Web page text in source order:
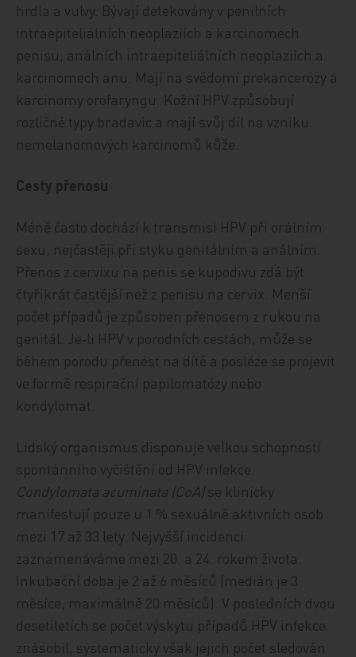
hrdla a vulvy. Bývají detekovány v penilních
intraepiteliálních neoplaziích a karcinomech
penisu, análních intraepiteliálních neoplaziích a
karcinomech anu. Mají na svědomí prekancerózy a
karcinomy orofaryngu. Kožní HPV způsobují
rozličné typy bradavic a mají svůj díl na vzniku
nemelanomových karcinomů kůže.
Cesty přenosu
Méně často dochází k transmisi HPV při orálním
sexu, nejčastěji při styku genitálním a análním.
Přenos z cervixu na penis se kupodivu zdá být
čtyřikrát častější než z penisu na cervix. Menší
počet případů je způsoben přenosem z rukou na
genitál. Je‑li HPV v porodních cestách, může se
během porodu přenést na dítě a posléze se projevit
ve formě respirační papilomatózy nebo
kondylomat.
Lidský organismus disponuje velkou schopností
spontánního vyčištění od HPV infekce.
Condylomata acuminata (CoA)se klinicky
manifestují pouze u 1 % sexuálně aktivních osob
mezi 17 až 33 lety. Nejvyšší incidenci
zaznamenáváme mezi 20. a 24. rokem života.
Inkubační doba je 2 až 6 měsíců (medián je 3
měsíce, maximálně 20 měsíců). V posledních dvou
desetiletích se počet výskytu případů HPV infekce
znásobil, systematicky však jejich počet sledován